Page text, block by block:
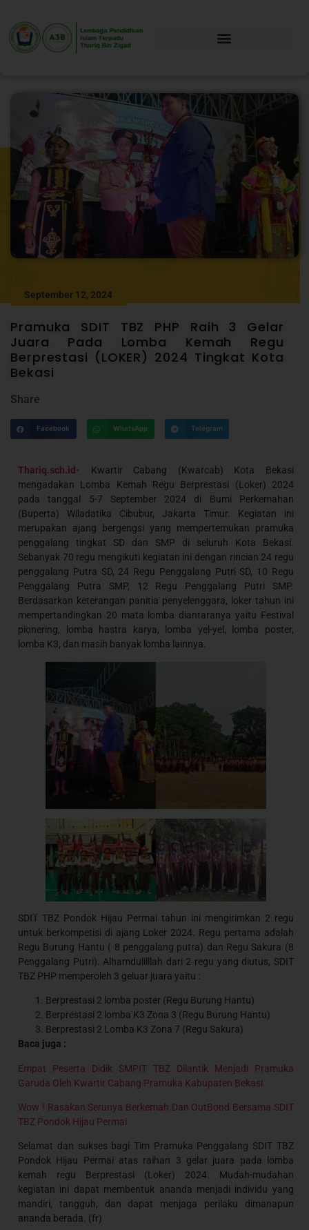
September 12, 2024
Pramuka SDIT TBZ PHP Raih 3 Gelar
Juara Pada Lomba Kemah Regu
Berprestasi (LOKER) 2024 Tingkat Kota
Bekasi
Share
Facebook WhatsApp Telegram
Thariq.sch.id- Kwartir Cabang (Kwarcab) Kota Bekasi
mengadakan Lomba Kemah Regu Berprestasi (Loker) 2024
pada tanggal 5-7 September 2024 di Bumi Perkemahan
(Buperta) Wiladatika Cibubur, Jakarta Timur. Kegiatan ini
merupakan ajang bergengsi yang mempertemukan pramuka
penggalang tingkat SD dan SMP di seluruh Kota Bekasi.
Sebanyak 70 regu mengikuti kegiatan ini dengan rincian 24 regu
penggalang Putra SD, 24 Regu Penggalang Putri SD, 10 Regu
Penggalang Putra SMP, 12 Regu Penggalang Putri SMP.
Berdasarkan keterangan panitia penyelenggara, loker tahun ini
mempertandingkan 20 mata lomba diantaranya yaitu Festival
pionering, lomba hastra karya, lomba yel-yel, lomba poster,
lomba K3, dan masih banyak lomba lainnya.
SDIT TBZ Pondok Hijau Permai tahun ini mengirimkan 2 regu
untuk berkompetisi di ajang Loker 2024. Regu pertama adalah
Regu Burung Hantu ( 8 penggalang putra) dan Regu Sakura (8
Penggalang Putri). Alhamdulilllah dari 2 regu yang diutus, SDIT
TBZ PHP memperoleh 3 geluar juara yaitu :
Berprestasi 2 lomba poster (Regu Burung Hantu)
Berprestasi 2 lomba K3 Zona 3 (Regu Burung Hantu)
Berprestasi 2 Lomba K3 Zona 7 (Regu Sakura)
Baca juga :
Empat Peserta Didik SMPIT TBZ Dilantik Menjadi Pramuka
Garuda Oleh Kwartir Cabang Pramuka Kabupaten Bekasi
Wow ! Rasakan Serunya Berkemah Dan OutBond Bersama SDIT
TBZ Pondok Hijau Permai
Selamat dan sukses bagi Tim Pramuka Penggalang SDIT TBZ
Pondok Hijau Permai atas raihan 3 gelar juara pada lomba
kemah regu Berprestasi (Loker) 2024. Mudah-mudahan
kegiatan ini dapat membentuk ananda menjadi individu yang
mandiri, tangguh, dan dapat menjaga perilaku dimanapun
ananda berada. (fr)